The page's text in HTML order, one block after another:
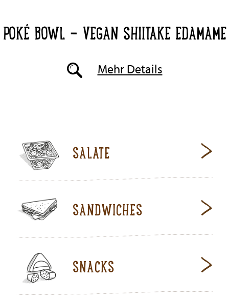
POKÉ BOWL - VEGAN SHIITAKE EDAMAME
Mehr Details
SALATE
SANDWICHES
SNACKS